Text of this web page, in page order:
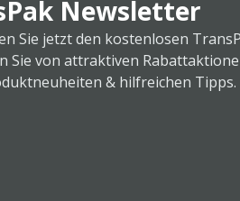
Newsletter
Sie jetzt den kostenlosen
Sie von attraktiven
& hilfreichen Tipps.